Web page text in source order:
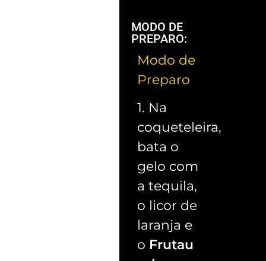
MODO DE
PREPARO:
Modo de
Preparo
1. Na
coqueteleira,
bata o
gelo com
a tequila,
o licor de
laranja e
o Frutau